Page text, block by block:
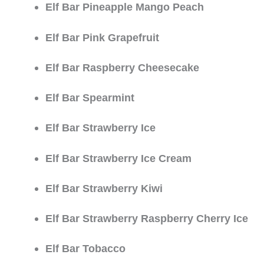
Elf Bar Pineapple Mango Peach
Elf Bar Pink Grapefruit
Elf Bar Raspberry Cheesecake
Elf Bar Spearmint
Elf Bar Strawberry Ice
Elf Bar Strawberry Ice Cream
Elf Bar Strawberry Kiwi
Elf Bar Strawberry Raspberry Cherry Ice
Elf Bar Tobacco